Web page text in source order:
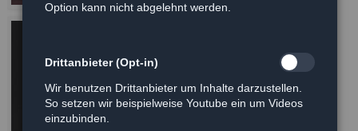
Option kann nicht abgelehnt werden.
Drittanbieter (Opt-in)
Wir benutzen Drittanbieter um Inhalte darzustellen.
So setzen wir beispielweise Youtube ein um Videos
einzubinden.